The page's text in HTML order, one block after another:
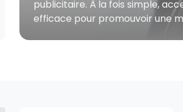
publicitaire. À la fois simple,
efficace pour promouvoir une